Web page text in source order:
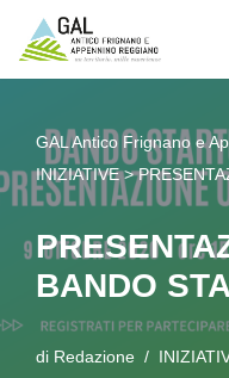
Vai
contenuto
GAL Antico Frignano e
INIZIATIVE>
BANDO
di Redazione